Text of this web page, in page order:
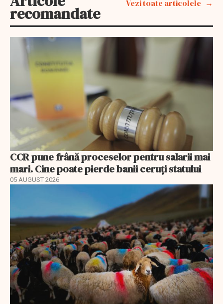
recomandate
Vezi toate articolele
CCR pune frână proceselor pentru salarii mai
mari. Cine poate pierde banii ceruți statului
05 AUGUST 2026